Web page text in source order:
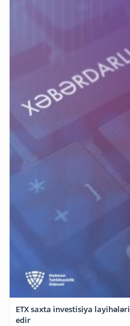
ETX saxta investisiya
edir